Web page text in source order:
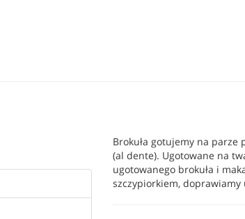
Brokuła gotujemy na
(al dente). Ugotowane na
ugotowanego brokuła i
szczypiorkiem,